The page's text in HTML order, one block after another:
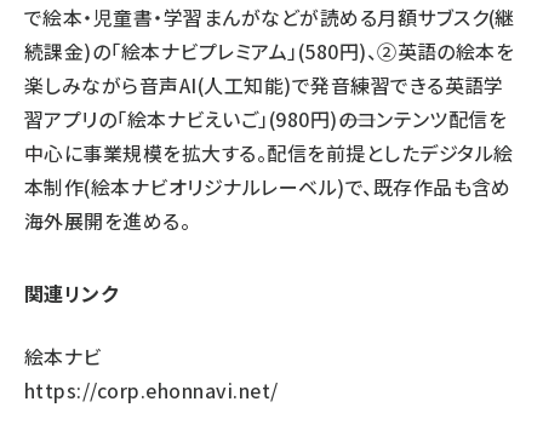
で絵本・児童書・学習まんがなどが読める月額サブスク(継
続課金)の「絵本ナビプレミアム」(580円)、②英語の絵本を
楽しみながら音声AI(人工知能)で発音練習できる英語学
習アプリの「絵本ナビえいご」(980円)――のコンテンツ配信を
中心に事業規模を拡大する。配信を前提としたデジタル絵
本制作(絵本ナビオリジナルレーベル)で、既存作品も含め
海外展開を進める。
関連リンク
絵本ナビ
https://corp.ehonnavi.net/